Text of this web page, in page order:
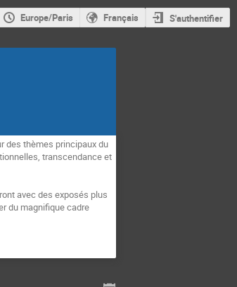
Europe/Paris Français S'authentifier
des thèmes principaux du
transcendance et
avec des exposés plus
du magnifique cadre